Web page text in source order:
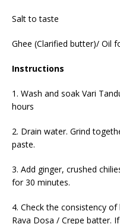
Salt to taste
Ghee (Clarified butter)/ Oil
Instructions
1. Wash and soak Vari
hours
2. Drain water. Grind
paste.
3. Add ginger, crushed
for 30 minutes.
4. Check the consistency
Rava Dosa / Crepe batter.